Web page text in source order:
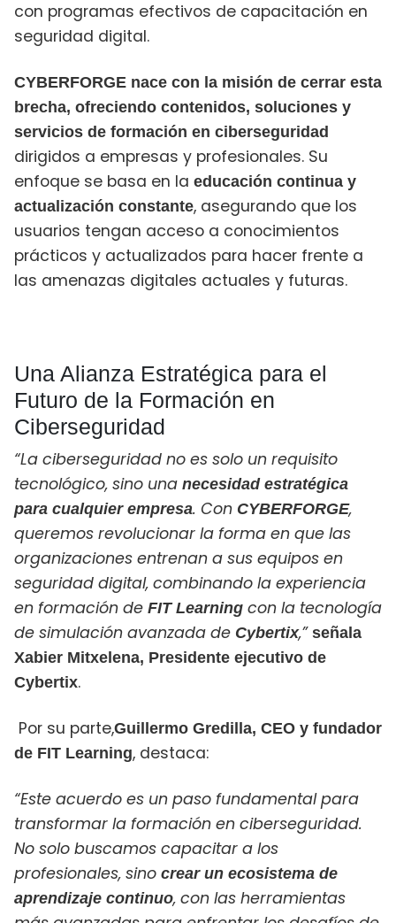
con programas efectivos de capacitación en
seguridad digital.
CYBERFORGE nace con la misión de cerrar esta
brecha, ofreciendo contenidos, soluciones y
servicios de formación en ciberseguridad
dirigidos a empresas y profesionales. Su
enfoque se basa en la educación continua y
actualización constante, asegurando que los
usuarios tengan acceso a conocimientos
prácticos y actualizados para hacer frente a
las amenazas digitales actuales y futuras.
Una Alianza Estratégica para el
Futuro de la Formación en
Ciberseguridad
“La ciberseguridad no es solo un requisito
tecnológico, sino una necesidad estratégica
para cualquier empresa. Con CYBERFORGE,
queremos revolucionar la forma en que las
organizaciones entrenan a sus equipos en
seguridad digital, combinando la experiencia
en formación de FIT Learning con la tecnología
de simulación avanzada de Cybertix,” señala
Xabier Mitxelena, Presidente ejecutivo de
Cybertix.
Por su parte,Guillermo Gredilla, CEO y fundador
de FIT Learning, destaca:
“Este acuerdo es un paso fundamental para
transformar la formación en ciberseguridad.
No solo buscamos capacitar a los
profesionales, sino crear un ecosistema de
aprendizaje continuo, con las herramientas